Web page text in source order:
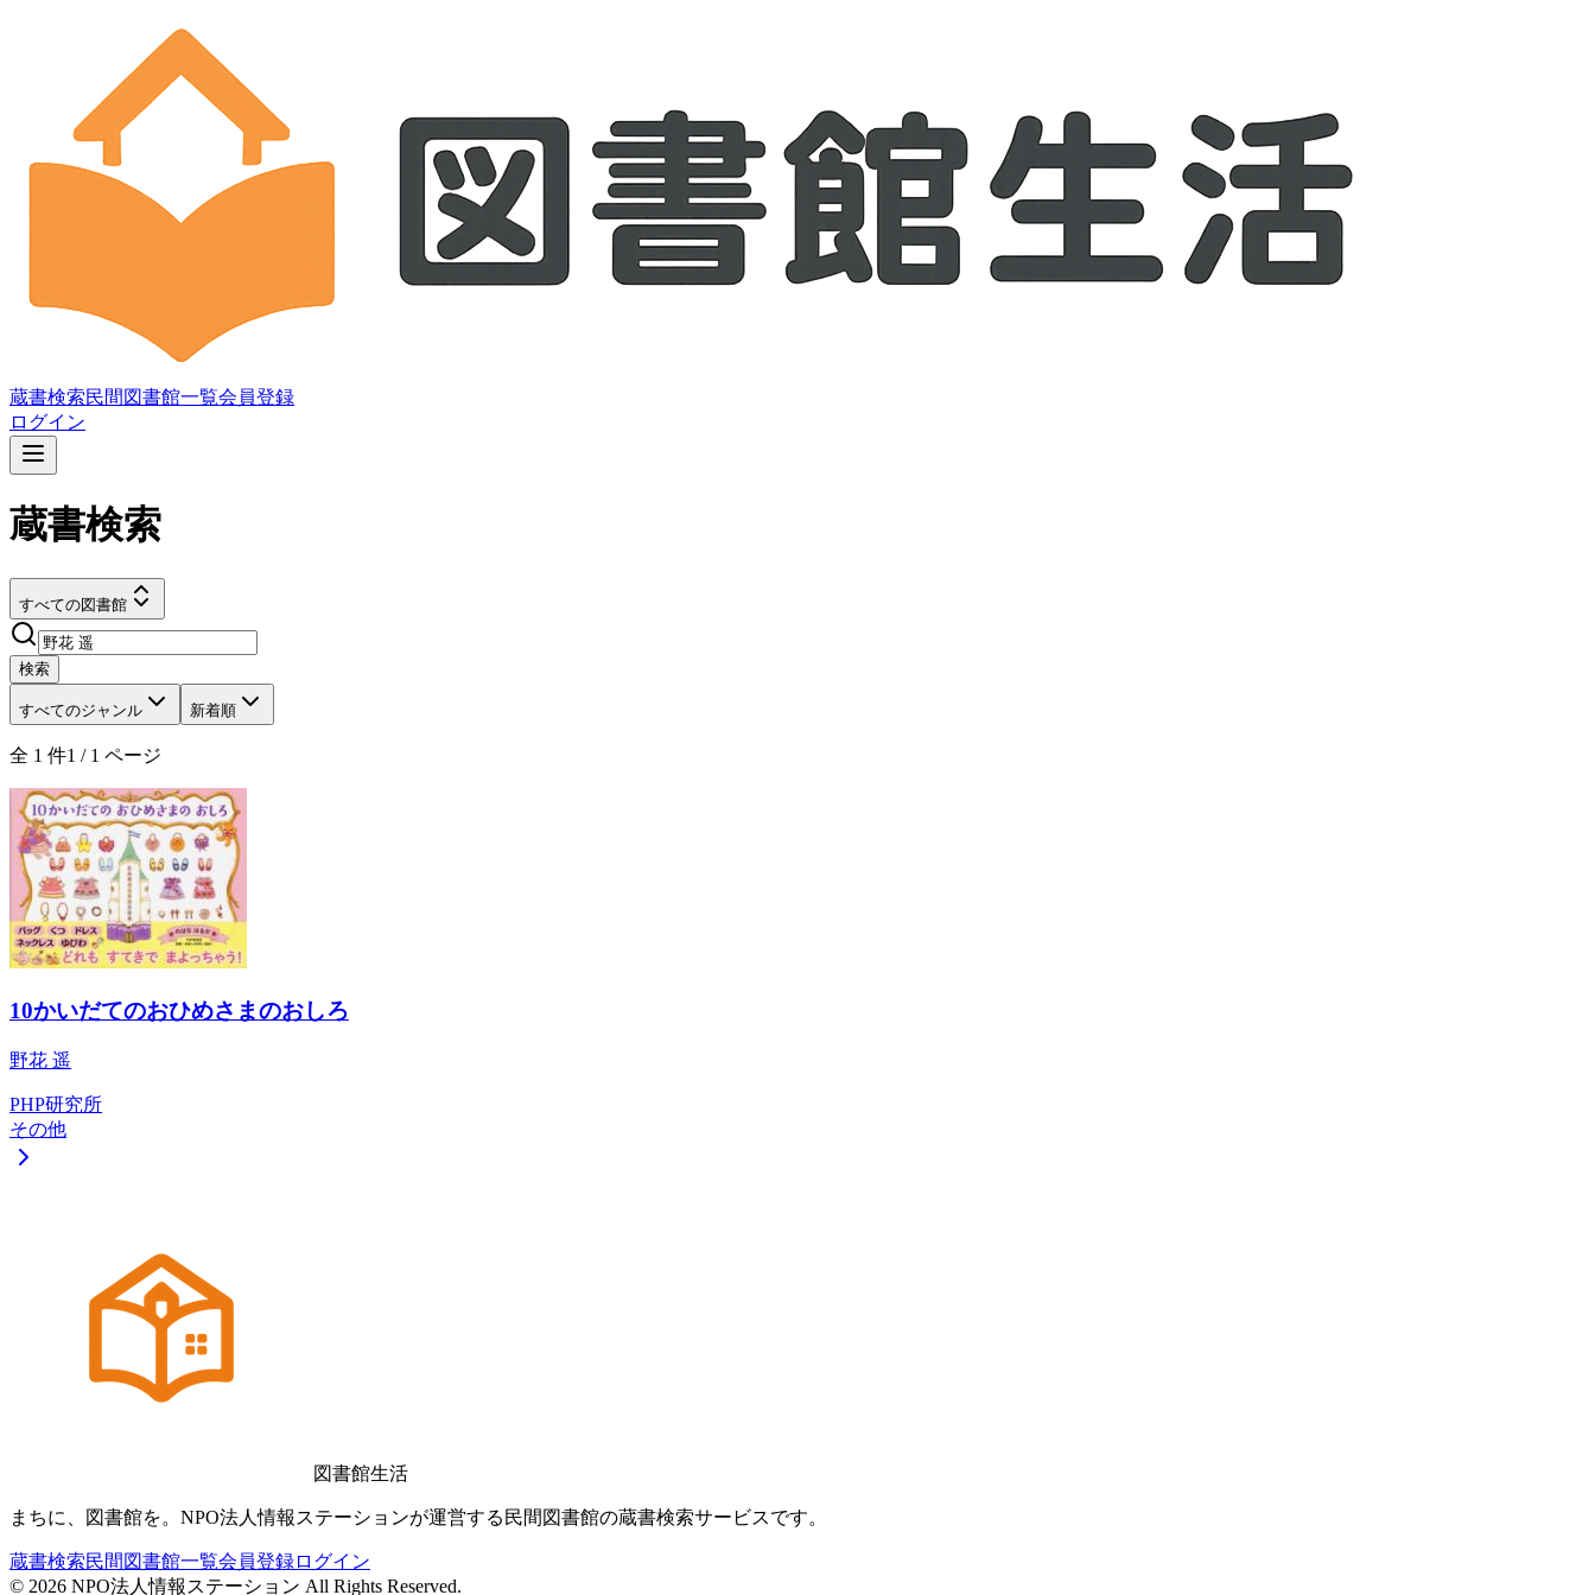
蔵書検索民間図書館一覧会員登録
ログイン
蔵書検索
すべての図書館
検索
すべてのジャンル 新着順
全 1 件1 / 1 ページ
10かいだてのおひめさまのおしろ
野花 遥
PHP研究所
その他
図書館生活
まちに、図書館を。NPO法人情報ステーションが運営する民間図書館の蔵書検索サービスです。
蔵書検索民間図書館一覧会員登録ログイン
© 2026 NPO法人情報ステーション All Rights Reserved.